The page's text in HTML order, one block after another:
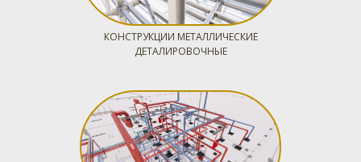
КОНСТРУКЦИИ МЕТАЛЛИЧЕСКИЕ
ДЕТАЛИРОВОЧНЫЕ